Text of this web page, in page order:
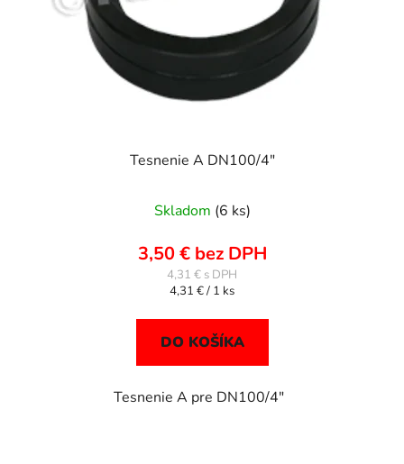
Tesnenie A DN100/4"
Skladom (6 ks)
3,50 € bez DPH
4,31 €
Jednotková
4,31 € / 1 ks
DO KOŠÍKA
Tesnenie A pre DN100/4"